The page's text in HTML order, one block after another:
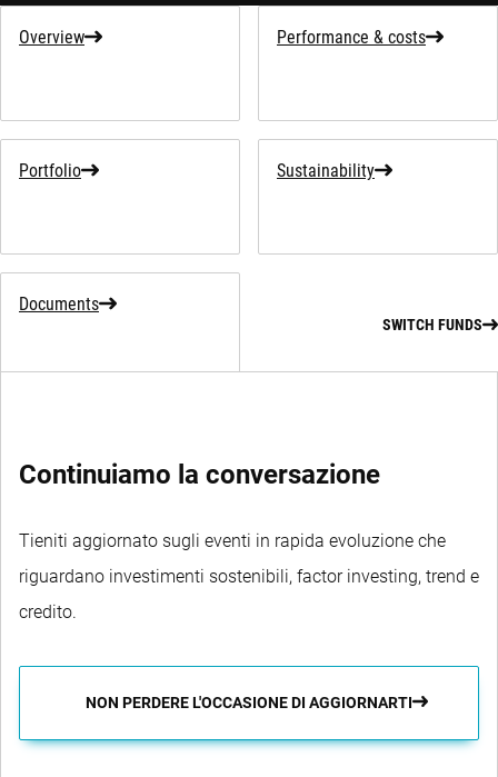
Overview Performance & costs
Portfolio Sustainability
Documents
SWITCH FUNDS
Continuiamo la conversazione
Tieniti aggiornato sugli eventi in rapida evoluzione che
riguardano investimenti sostenibili, factor investing, trend e
credito.
NON PERDERE L'OCCASIONE DI AGGIORNARTI